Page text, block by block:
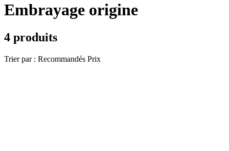
Embrayage origine
4 produits
Trier par : Recommandés Prix